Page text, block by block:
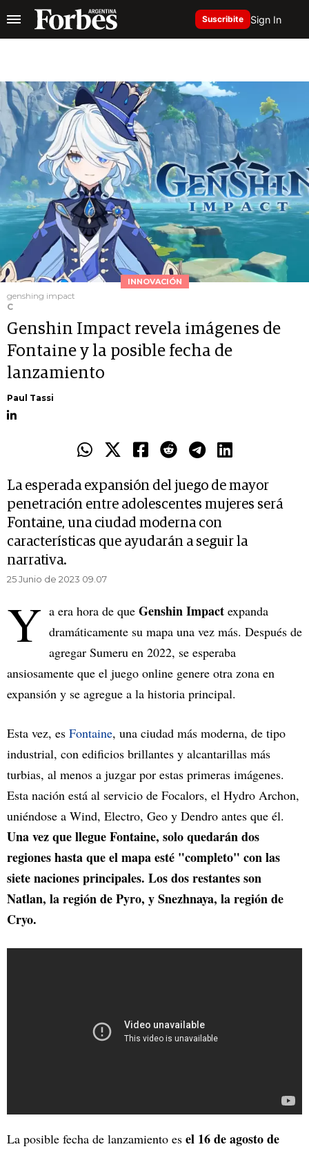
Suscribite Sign In
INNOVACIÓN
genshing impact
C
Genshin Impact revela imágenes de
Fontaine y la posible fecha de
lanzamiento
Paul Tassi
La esperada expansión del juego de mayor
penetración entre adolescentes mujeres será
Fontaine, una ciudad moderna con
características que ayudarán a seguir la
narrativa.
25 Junio de 2023 09.07
Y a era hora de que Genshin Impact expanda
dramáticamente su mapa una vez más. Después de
agregar Sumeru en 2022, se esperaba
ansiosamente que el juego online genere otra zona en
expansión y se agregue a la historia principal.
Esta vez, es Fontaine, una ciudad más moderna, de tipo
industrial, con edificios brillantes y alcantarillas más
turbias, al menos a juzgar por estas primeras imágenes.
Esta nación está al servicio de Focalors, el Hydro Archon,
uniéndose a Wind, Electro, Geo y Dendro antes que él.
Una vez que llegue Fontaine, solo quedarán dos
regiones hasta que el mapa esté "completo" con las
siete naciones principales. Los dos restantes son
Natlan, la región de Pyro, y Snezhnaya, la región de
Cryo.
La posible fecha de lanzamiento es el 16 de agosto de